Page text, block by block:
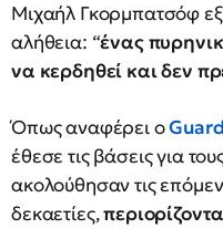
Μιχαήλ Γκορμπατσόφ
αλήθεια: “ένας
να κερδηθεί και δεν
Όπως αναφέρει ο
έθεσε τις βάσεις για
ακολούθησαν τις
δεκαετίες,